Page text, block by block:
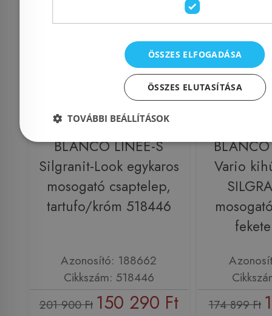
Előleg köteles
BLANCO LINEE-S
Silgranit-Look egykaros
mosogató csaptelep,
tartufo/króm 518446
Azonosító: 188662
Cikkszám: 518446
201 900 Ft 150 290 Ft
Vario
174 899 Ft
ÖSSZES ELFOGADÁSA
ÖSSZES ELUTASÍTÁSA
TOVÁBBI BEÁLLÍTÁSOK